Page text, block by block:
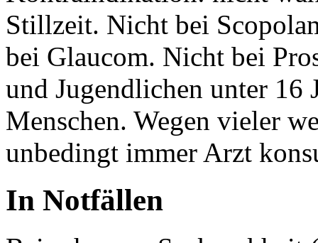
Stillzeit. Nicht bei
bei Glaucom. Nicht bei
und Jugendlichen unter 16
Menschen. Wegen vieler
unbedingt immer Arzt
In Notfällen